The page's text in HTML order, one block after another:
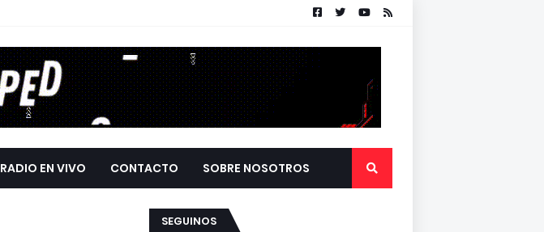
RADIO EN VIVO CONTACTO SOBRE NOSOTROS
SEGUINOS